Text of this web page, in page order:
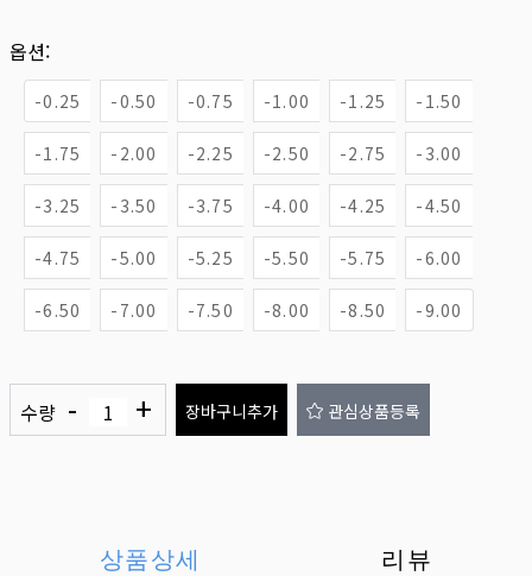
옵션:
-0.25 -0.50 -0.75 -1.00 -1.25 -1.50
-1.75 -2.00 -2.25 -2.50 -2.75 -3.00
-3.25 -3.50 -3.75 -4.00 -4.25 -4.50
-4.75 -5.00 -5.25 -5.50 -5.75 -6.00
-6.50 -7.00 -7.50 -8.00 -8.50 -9.00
수량 - + 장바구니추가 관심상품등록
상품상세 리뷰